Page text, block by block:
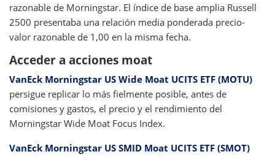
razonable de Morningstar. El índice de base amplia Russell
2500 presentaba una relación media ponderada precio-
valor razonable de 1,00 en la misma fecha.
Acceder a acciones moat
VanEck Morningstar US Wide Moat UCITS ETF (MOTU)
persigue replicar lo más fielmente posible, antes de
comisiones y gastos, el precio y el rendimiento del
Morningstar Wide Moat Focus Index.
VanEck Morningstar US SMID Moat UCITS ETF (SMOT)